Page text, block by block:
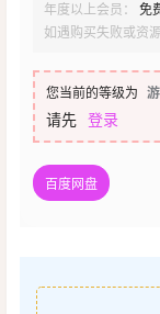
年度以上会员：
免
如遇购买失败或资
您当前的等级为
请先 登录
百度网盘